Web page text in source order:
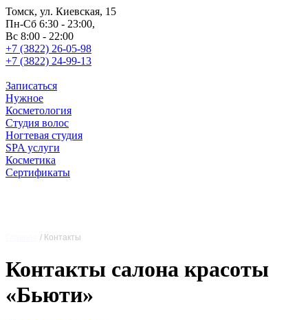
Томск, ул. Киевская, 15
Пн-Сб 6:30 - 23:00,
Вс 8:00 - 22:00
+7 (3822) 26-05-98
+7 (3822) 24-99-13
Записаться
Нужное
Косметология
Студия волос
Ногтевая студия
SPA услуги
Косметика
Сертификаты
/ Контакты
Контакты салона красоты
«Бьюти»